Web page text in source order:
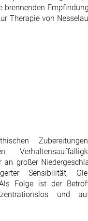
Therapie von
großer
Sensibilität,
Folge ist der
und